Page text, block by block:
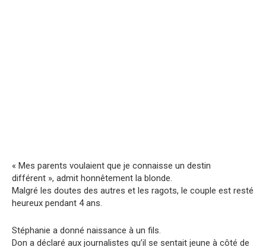
« Mes parents voulaient que je connaisse un destin
différent », admit honnêtement la blonde.
Malgré les doutes des autres et les ragots, le couple est resté
heureux pendant 4 ans.
Stéphanie a donné naissance à un fils.
Don a déclaré aux journalistes qu’il se sentait jeune à côté de